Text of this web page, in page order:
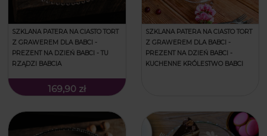
SZKLANA PATERA NA CIASTO TORT
Z GRAWEREM DLA BABCI -
PREZENT NA DZIEŃ BABCI - TU
RZĄDZI BABCIA
169,90 zł
SZKLANA PATERA NA CIASTO TORT
Z GRAWEREM DLA BABCI -
PREZENT NA DZIEŃ BABCI -
KUCHENNE KRÓLESTWO BABCI